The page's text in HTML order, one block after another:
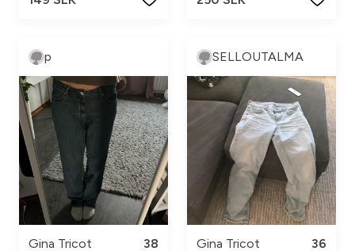
p
Gina Tricot 38
SELLOUTALMA
Gina Tricot 36